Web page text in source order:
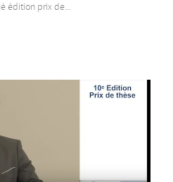
édition prix de...